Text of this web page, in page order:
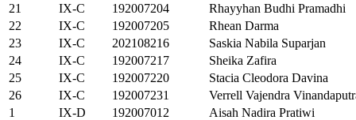
21
IX-C 192007204
Rhayyhan Budhi Pramadhi
22
IX-C 192007205
Rhean Darma
23
IX-C 202108216
Saskia Nabila Suparjan
24
IX-C 192007217
Sheika Zafira
25
IX-C 192007220
Stacia Cleodora Davina
26
IX-C 192007231
Verrell Vajendra
1
IX-D 192007012
Aisah Nadira Pratiwi